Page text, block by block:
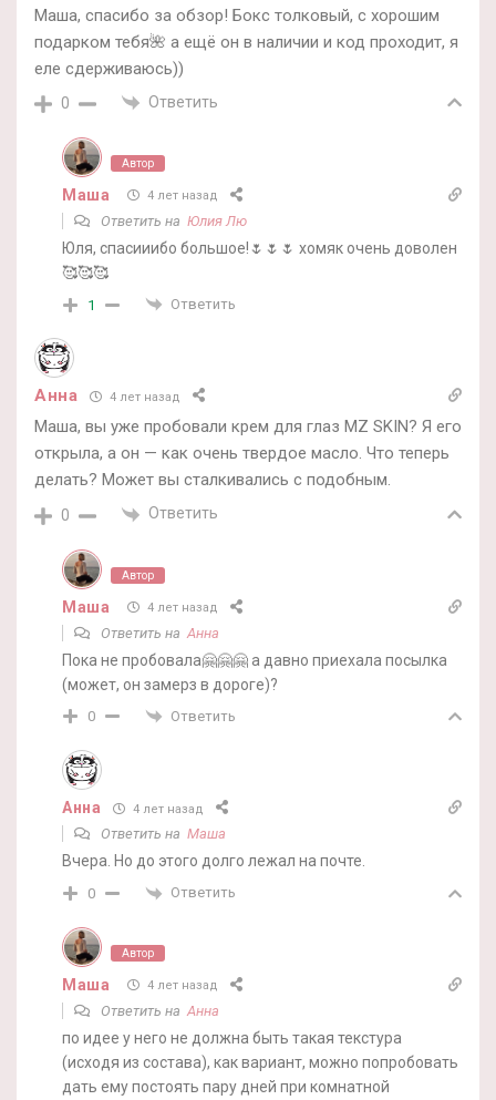
Маша, спасибо за обзор! Бокс толковый, с хорошим
подарком тебя🌺 а ещё он в наличии и код проходит, я
еле сдерживаюсь))
0 Ответить
Автор
Маша 4 лет назад
Ответить на Юлия Лю
Юля, спасииибо большое!🌷🌷🌷 хомяк очень доволен
🥰🥰🥰
1 Ответить
Анна 4 лет назад
Маша, вы уже пробовали крем для глаз MZ SKIN? Я его
открыла, а он — как очень твердое масло. Что теперь
делать? Может вы сталкивались с подобным.
0 Ответить
Автор
Маша 4 лет назад
Ответить на Анна
Пока не пробовала🤗🤗🤗 а давно приехала посылка
(может, он замерз в дороге)?
0 Ответить
Анна 4 лет назад
Ответить на Маша
Вчера. Но до этого долго лежал на почте.
0 Ответить
Автор
Маша 4 лет назад
Ответить на Анна
по идее у него не должна быть такая текстура
(исходя из состава), как вариант, можно попробовать
дать ему постоять пару дней при комнатной